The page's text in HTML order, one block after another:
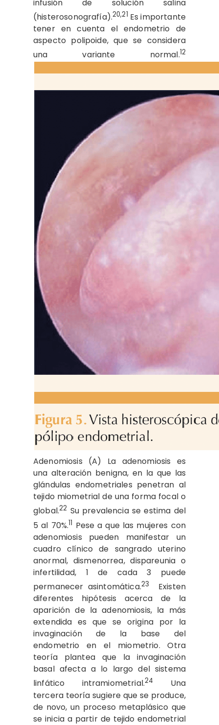
infusión de solución salina
(histerosonografía).20,21 Es importante
tener en cuenta el endometrio de
aspecto polipoide, que se considera
una variante normal.12
Adenomiosis (A) La adenomiosis es
una alteración benigna, en la que las
glándulas endometriales penetran al
tejido miometrial de una forma focal o
global.22 Su prevalencia se estima del
5 al 70%.11 Pese a que las mujeres con
adenomiosis pueden manifestar un
cuadro clínico de sangrado uterino
anormal, dismenorrea, dispareunia o
infertilidad, 1 de cada 3 puede
permanecer asintomática.23
Existen
diferentes hipótesis acerca de la
aparición de la adenomiosis, la más
extendida es que se origina por la
invaginación de la base del
endometrio en el miometrio. Otra
teoría plantea que la invaginación
basal afecta a lo largo del sistema
linfático intramiometrial.24
Una
tercera teoría sugiere que se produce,
de novo, un proceso metaplásico que
se inicia a partir de tejido endometrial